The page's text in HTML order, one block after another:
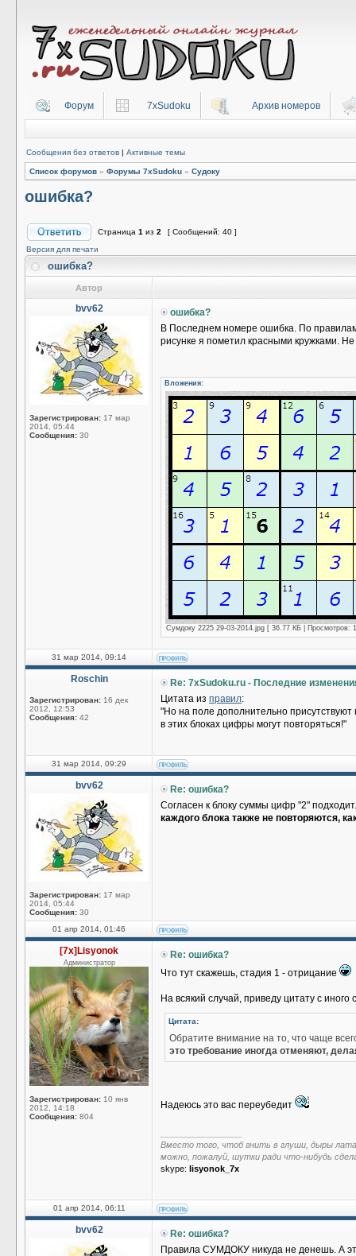
Форум 7xSudoku Архив номеров
Сообщения без ответов | Активные темы
Список форумов » Форумы 7xSudoku » Судоку
ошибка?
Страница 1 из 2
[ Сообщений: 40 ]
Версия для печати
ошибка?
Автор
bvv62
Зарегистрирован: 17 мар
2014, 05:44
Сообщения: 30
ошибка?
В Последнем номере ошибка. По
рисунке я пометил красными кружками.
Вложения:
Сумдоку 2225 29-03-2014.jpg [ 36.77 КБ | Просмотров:
31 мар 2014, 09:14
Roschin
Зарегистрирован: 16 дек
2012, 12:53
Сообщения: 42
Re: 7xSudoku.ru - Последние
Цитата из правил:
"Но на поле дополнительно
в этих блоках цифры могут повторяться!"
31 мар 2014, 09:29
bvv62
Зарегистрирован: 17 мар
2014, 05:44
Сообщения: 30
Re: ошибка?
Согласен к блоку суммы цифр "2"
каждого блока также не повторяются,
01 апр 2014, 01:46
[7x]Lisyonok
Администратор
Зарегистрирован: 10 янв
2012, 14:18
Сообщения: 804
Re: ошибка?
Что тут скажешь, стадия 1 - отрицание
На всякий случай, приведу цитату с иного
Цитата:
Обратите внимание на то, что чаще
это требование иногда отменяют,
Надеюсь это вас переубедит
Вместо того, чтоб гнить в глуши, дыры
можно, пожалуй, шутки ради что-нибудь
skype: lisyonok_7x
01 апр 2014, 06:11
bvv62
Re: ошибка?
Правила СУМДОКУ никуда не денешь. А